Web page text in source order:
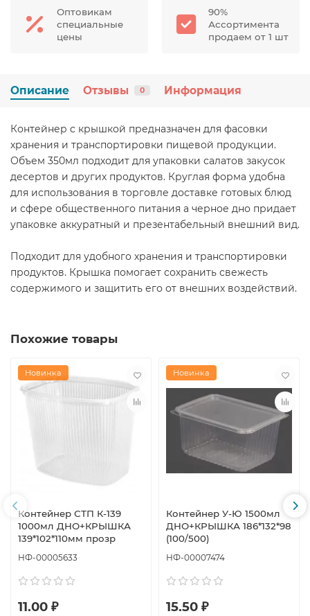
Оптовикам
специальные
цены
90%
Ассортимента
продаем от 1 шт
Описание Отзывы 0 Информация
Контейнер с крышкой предназначен для фасовки
хранения и транспортировки пищевой продукции.
Объем 350мл подходит для упаковки салатов закусок
десертов и других продуктов. Круглая форма удобна
для использования в торговле доставке готовых блюд
и сфере общественного питания а черное дно придает
упаковке аккуратный и презентабельный внешний вид.
Подходит для удобного хранения и транспортировки
продуктов. Крышка помогает сохранить свежесть
содержимого и защитить его от внешних воздействий.
Похожие товары
Новинка
Контейнер СТП К-139
1000мл ДНО+КРЫШКА
139*102*110мм прозр
НФ-00005633
11.00 ₽
Новинка
Контейнер У-Ю 1500мл
ДНО+КРЫШКА 186*132*98
(100/500)
НФ-00007474
15.50 ₽